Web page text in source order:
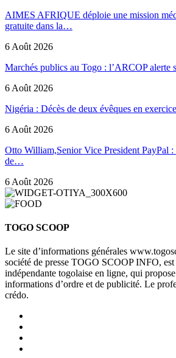
AIMES AFRIQUE déploie une mission
gratuite dans la…
6 Août 2026
Marchés publics au Togo : l’ARCOP alerte
6 Août 2026
Nigéria : Décès de deux évêques en
6 Août 2026
Otto William,Senior Vice President PayPal
de…
6 Août 2026
TOGO SCOOP
Le site d’informations générales
société de presse TOGO SCOOP INFO, est
indépendante togolaise en ligne, qui
informations d’ordre et de publicité. Le
crédo.